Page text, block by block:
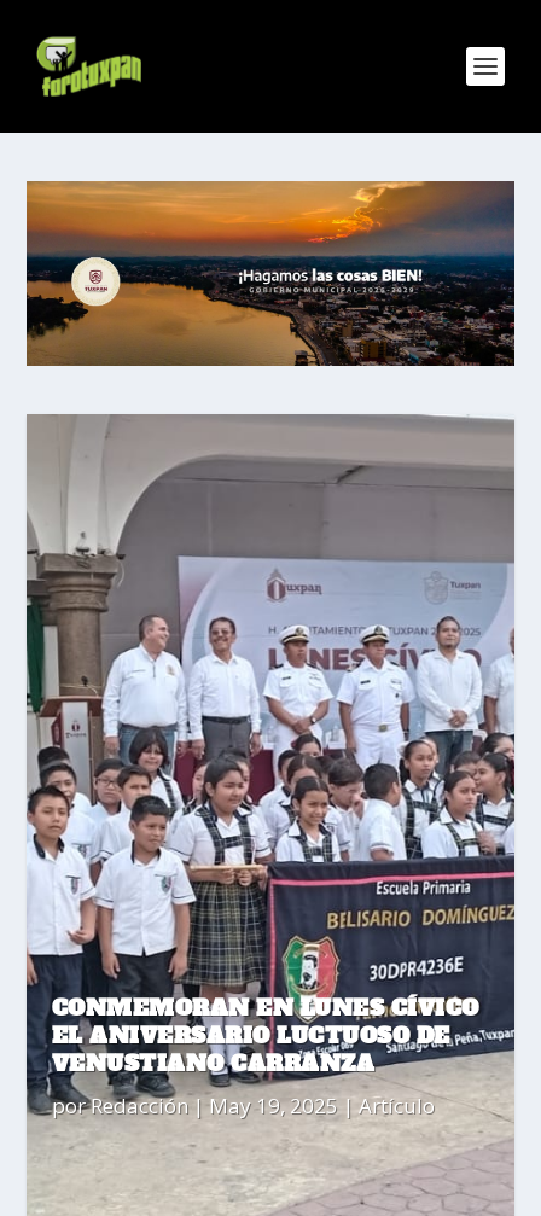
CONMEMORAN EN LUNES CÍVICO
EL ANIVERSARIO LUCTUOSO DE
VENUSTIANO CARRANZA
porRedacción|May 19, 2025 |Artículo